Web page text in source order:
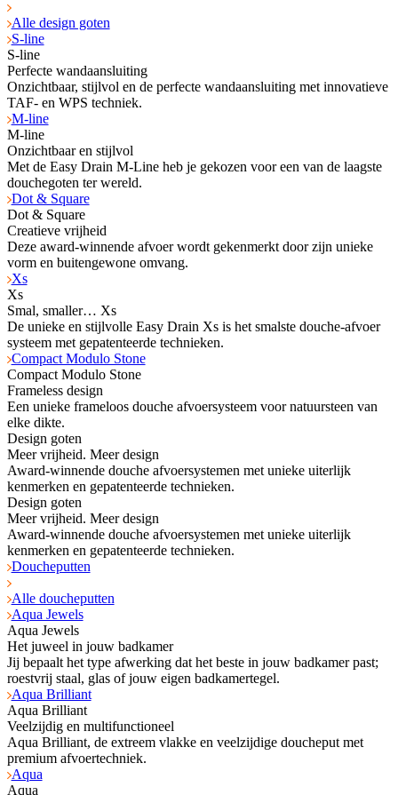
Alle design goten
S-line
S-line
Perfecte wandaansluiting
Onzichtbaar, stijlvol en de perfecte wandaansluiting met innovatieve
TAF- en WPS tech­niek.
M-line
M-line
Onzichtbaar en stijlvol
Met de Easy Drain M-Line heb je gekozen voor een van de laagste
douchegoten ter wereld.
Dot & Square
Dot & Square
Creatieve vrijheid
Deze award-winnende afvoer wordt gekenmerkt door zijn unieke
vorm en buitengewone omvang.
Xs
Xs
Smal, smaller… Xs
De unieke en stijlvolle Easy Drain Xs is het smalste douche-afvoer
systeem met gepatenteerde technieken.
Compact Modulo Stone
Compact Modulo Stone
Frameless design
Een unieke frameloos douche afvoersysteem voor natuursteen van
elke dikte.
Design goten
Meer vrijheid. Meer design
Award-winnende douche afvoersystemen met unieke uiterlijk
kenmerken en gepatenteerde technieken.
Design goten
Meer vrijheid. Meer design
Award-winnende douche afvoersystemen met unieke uiterlijk
kenmerken en gepatenteerde technieken.
Doucheputten
Alle doucheputten
Aqua Jewels
Aqua Jewels
Het juweel in jouw badkamer
Jij bepaalt het type afwerking dat het beste in jouw badkamer past;
roestvrij staal, glas of jouw eigen badkamertegel.
Aqua Brilliant
Aqua Brilliant
Veelzijdig en multifunctioneel
Aqua Brilliant, de extreem vlakke en veelzijdige doucheput met
premium afvoertechniek.
Aqua
Aqua